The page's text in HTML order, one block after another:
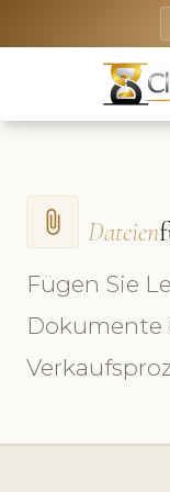
attach_file Dateien
Fügen Sie
Dokumente